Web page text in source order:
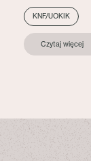
KNF/UOKIK
Czytaj więcej